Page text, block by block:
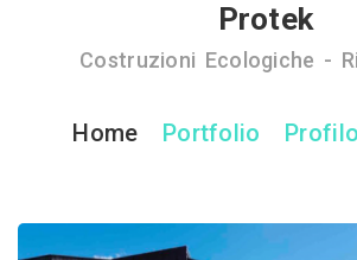
Protek
Costruzioni Ecologiche -
Home Portfolio Profilo